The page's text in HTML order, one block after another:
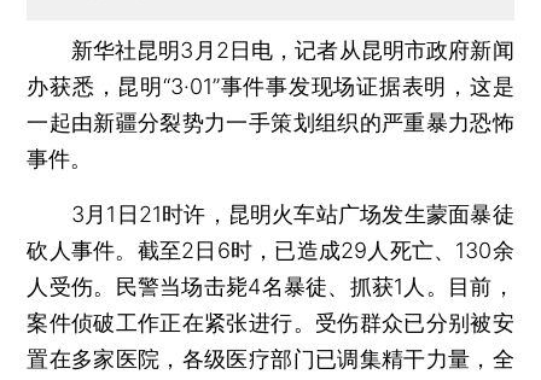
新华社昆明3月2日电，记者从昆明市政府新闻
办获悉，昆明“3·01”事件事发现场证据表明，这是
一起由新疆分裂势力一手策划组织的严重暴力恐怖
事件。
3月1日21时许，昆明火车站广场发生蒙面暴徒
砍人事件。截至2日6时，已造成29人死亡、130余
人受伤。民警当场击毙4名暴徒、抓获1人。目前，
案件侦破工作正在紧张进行。受伤群众已分别被安
置在多家医院，各级医疗部门已调集精干力量，全